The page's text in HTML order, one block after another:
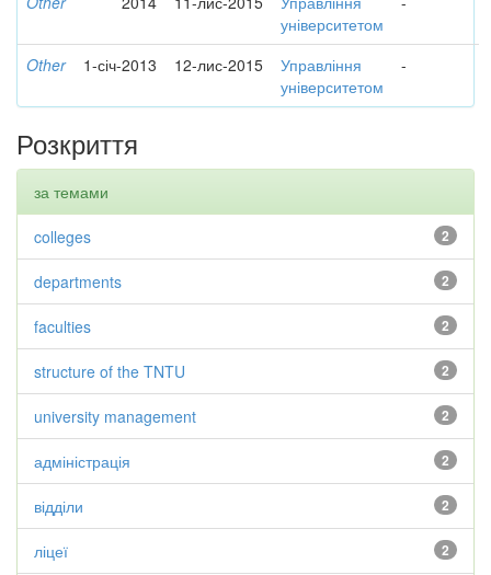
університетом
Other 1-січ-2013 12-лис-2015
Управління
університетом
-
Розкриття
за темами
2
colleges
2
departments
2
faculties
2
structure of the TNTU
2
university management
2
адміністрація
2
відділи
2
ліцеї